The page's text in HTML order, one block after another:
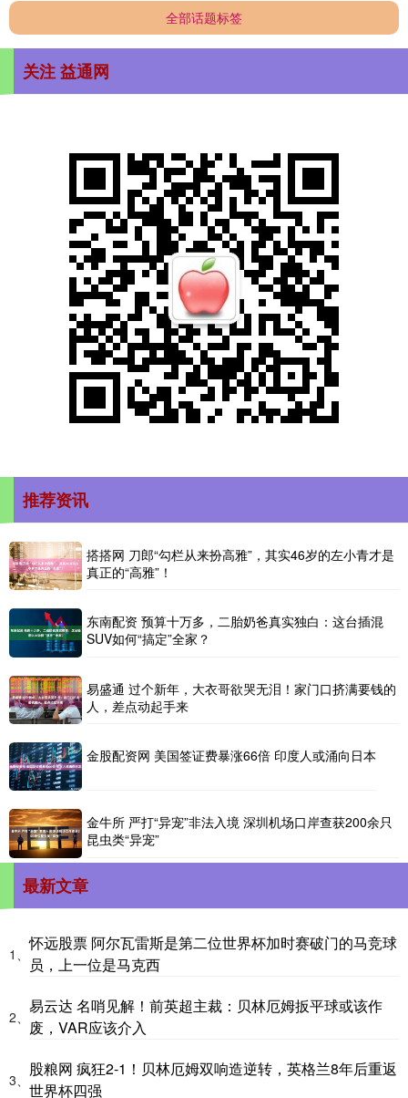
全部话题标签
关注 益通网
推荐资讯
搭搭网 刀郎“勾栏从来扮高雅”，其实46岁的左小青才是
真正的“高雅”！
东南配资 预算十万多，二胎奶爸真实独白：这台插混
SUV如何“搞定”全家？
易盛通 过个新年，大衣哥欲哭无泪！家门口挤满要钱的
人，差点动起手来
金股配资网 美国签证费暴涨66倍 印度人或涌向日本
金牛所 严打“异宠”非法入境 深圳机场口岸查获200余只
昆虫类“异宠”
最新文章
1、
怀远股票 阿尔瓦雷斯是第二位世界杯加时赛破门的马竞球
员，上一位是马克西
2、
易云达 名哨见解！前英超主裁：贝林厄姆扳平球或该作
废，VAR应该介入
3、
股粮网 疯狂2-1！贝林厄姆双响造逆转，英格兰8年后重返
世界杯四强